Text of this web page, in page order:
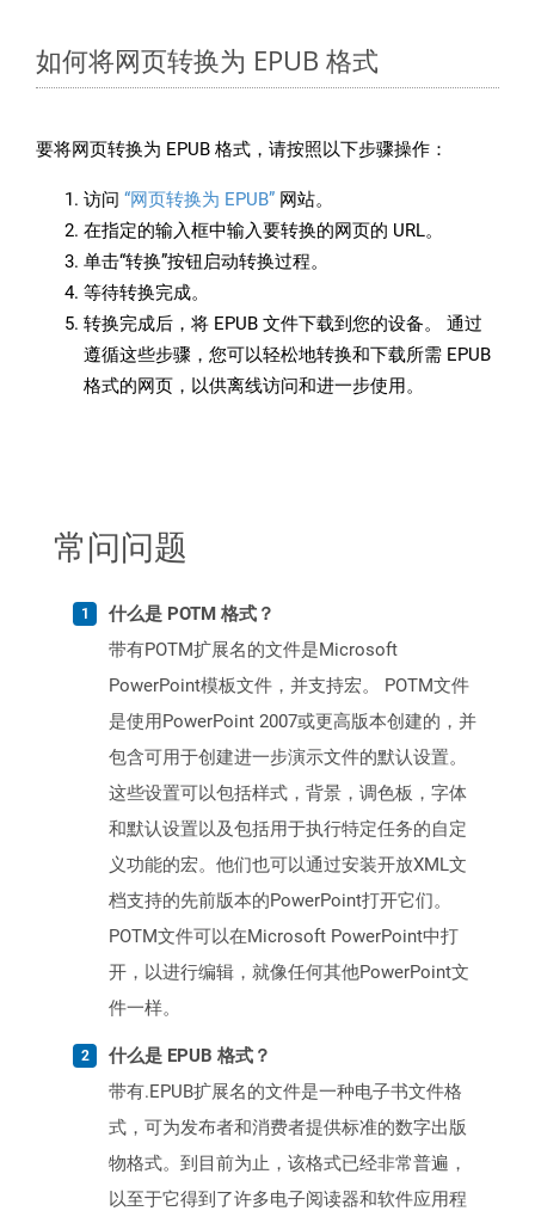
如何将网页转换为 EPUB 格式
要将网页转换为 EPUB 格式，请按照以下步骤操作：
访问 “网页转换为 EPUB” 网站。
在指定的输入框中输入要转换的网页的 URL。
单击“转换”按钮启动转换过程。
等待转换完成。
转换完成后，将 EPUB 文件下载到您的设备。 通过
遵循这些步骤，您可以轻松地转换和下载所需 EPUB
格式的网页，以供离线访问和进一步使用。
常问问题
什么是 POTM 格式？
带有POTM扩展名的文件是Microsoft
PowerPoint模板文件，并支持宏。 POTM文件
是使用PowerPoint 2007或更高版本创建的，并
包含可用于创建进一步演示文件的默认设置。
这些设置可以包括样式，背景，调色板，字体
和默认设置以及包括用于执行特定任务的自定
义功能的宏。他们也可以通过安装开放XML文
档支持的先前版本的PowerPoint打开它们。
POTM文件可以在Microsoft PowerPoint中打
开，以进行编辑，就像任何其他PowerPoint文
件一样。
什么是 EPUB 格式？
带有.EPUB扩展名的文件是一种电子书文件格
式，可为发布者和消费者提供标准的数字出版
物格式。到目前为止，该格式已经非常普遍，
以至于它得到了许多电子阅读器和软件应用程